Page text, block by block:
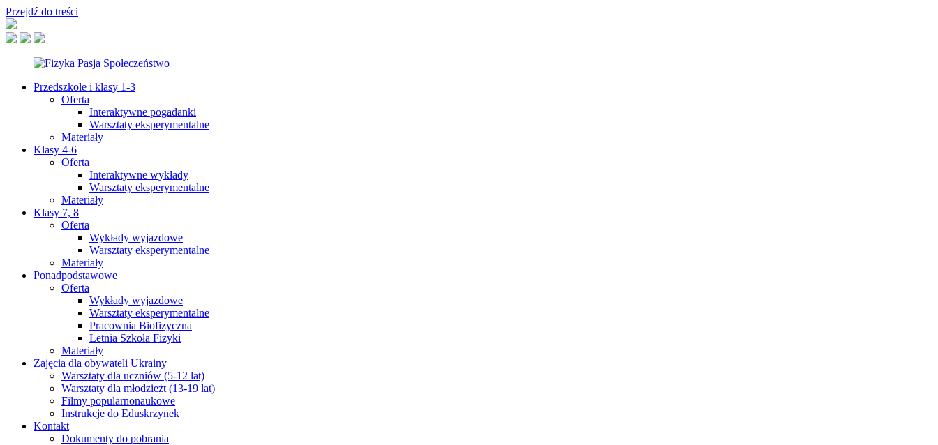
Przejdź do treści
Przedszkole i klasy 1-3
Oferta
Interaktywne pogadanki
Warsztaty eksperymentalne
Materiały
Klasy 4-6
Oferta
Interaktywne wykłady
Warsztaty eksperymentalne
Materiały
Klasy 7, 8
Oferta
Wykłady wyjazdowe
Warsztaty eksperymentalne
Materiały
Ponadpodstawowe
Oferta
Wykłady wyjazdowe
Warsztaty eksperymentalne
Pracownia Biofizyczna
Letnia Szkoła Fizyki
Materiały
Zajęcia dla obywateli Ukrainy
Warsztaty dla uczniów (5-12 lat)
Warsztaty dla młodzieżt (13-19 lat)
Filmy popularnonaukowe
Instrukcje do Eduskrzynek
Kontakt
Dokumenty do pobrania